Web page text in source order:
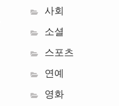
사회
소셜
스포츠
연예
영화